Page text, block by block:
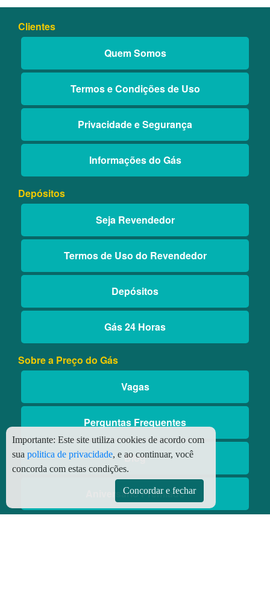
Clientes
Quem Somos
Termos e Condições de Uso
Privacidade e Segurança
Informações do Gás
Depósitos
Seja Revendedor
Termos de Uso do Revendedor
Depósitos
Gás 24 Horas
Sobre a Preço do Gás
Vagas
Perguntas Frequentes
Blog
Aniversário Premiado
Importante: Este site utiliza cookies de acordo com
sua politica de privacidade, e ao continuar, você
concorda com estas condições.
Concordar e fechar